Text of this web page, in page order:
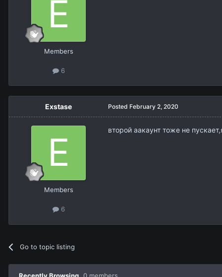
Members
6
Exstase
Members
6
Posted February 2, 2020
второй аакаунт тоже не
Go to topic listing
Recently Browsing 0 members